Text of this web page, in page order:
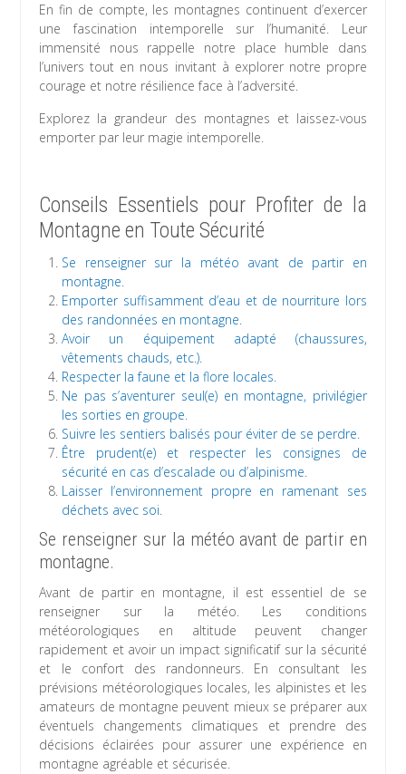
En fin de compte, les montagnes continuent d’exercer
une fascination intemporelle sur l’humanité. Leur
immensité nous rappelle notre place humble dans
l’univers tout en nous invitant à explorer notre propre
courage et notre résilience face à l’adversité.
Explorez la grandeur des montagnes et laissez-vous
emporter par leur magie intemporelle.
Conseils Essentiels pour Profiter de la
Montagne en Toute Sécurité
Se renseigner sur la météo avant de partir en
montagne.
Emporter suffisamment d’eau et de nourriture lors
des randonnées en montagne.
Avoir un équipement adapté (chaussures,
vêtements chauds, etc.).
Respecter la faune et la flore locales.
Ne pas s’aventurer seul(e) en montagne, privilégier
les sorties en groupe.
Suivre les sentiers balisés pour éviter de se perdre.
Être prudent(e) et respecter les consignes de
sécurité en cas d’escalade ou d’alpinisme.
Laisser l’environnement propre en ramenant ses
déchets avec soi.
Se renseigner sur la météo avant de partir en
montagne.
Avant de partir en montagne, il est essentiel de se
renseigner sur la météo. Les conditions
météorologiques en altitude peuvent changer
rapidement et avoir un impact significatif sur la sécurité
et le confort des randonneurs. En consultant les
prévisions météorologiques locales, les alpinistes et les
amateurs de montagne peuvent mieux se préparer aux
éventuels changements climatiques et prendre des
décisions éclairées pour assurer une expérience en
montagne agréable et sécurisée.